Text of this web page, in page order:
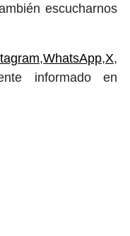
escucharnos
,WhatsApp,X,
informado en